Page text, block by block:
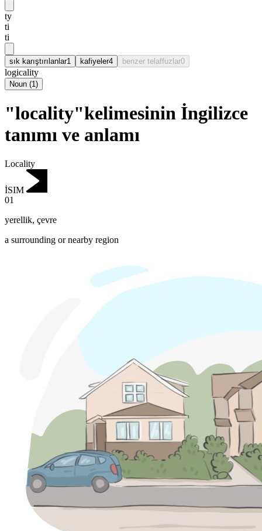
ty
ti
ti
sık karıştırılanlar1 kafiyeler4 benzer telaffuzlar0
logicality
Noun (1)
"locality"kelimesinin İngilizce
tanımı ve anlamı
Locality
İSIM
01
yerellik, çevre
a surrounding or nearby region